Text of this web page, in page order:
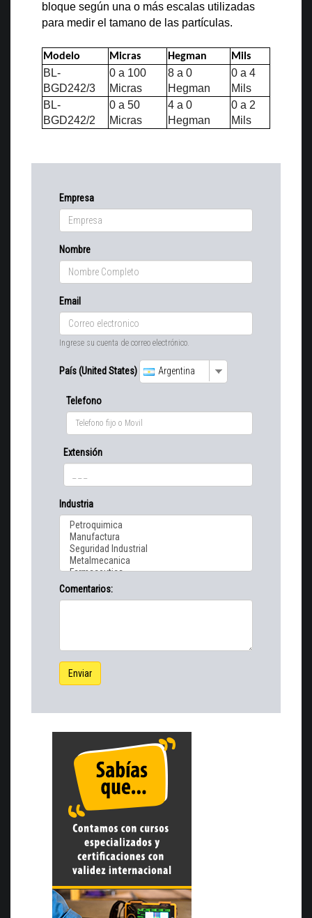
bloque según una o más escalas utilizadas
para medir el tamano de las partículas.
Modelo Micras Hegman Mils
BL-
BGD242/3
0 a 100
Micras
8 a 0
Hegman
0 a 4
Mils
BL-
BGD242/2
0 a 50
Micras
4 a 0
Hegman
0 a 2
Mils
Empresa
Nombre
Email
Ingrese su cuenta de correo electrónico.
País (United States) Argentina
Telefono
Extensión
Industria
Comentarios:
Enviar